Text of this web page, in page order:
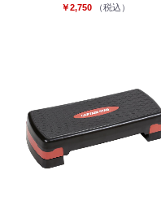
￥2,750 （税込）
お買い物を続